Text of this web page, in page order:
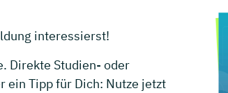
interessierst!
Direkte Studien- oder
Tipp für Dich: Nutze jetzt